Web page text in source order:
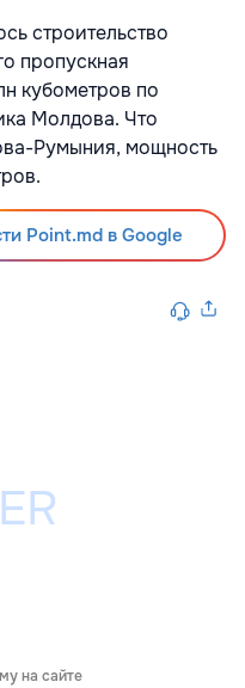
строительство
пропускная
кубометров по
Молдова. Что
Румыния, мощность
Point.md в Google
на сайте